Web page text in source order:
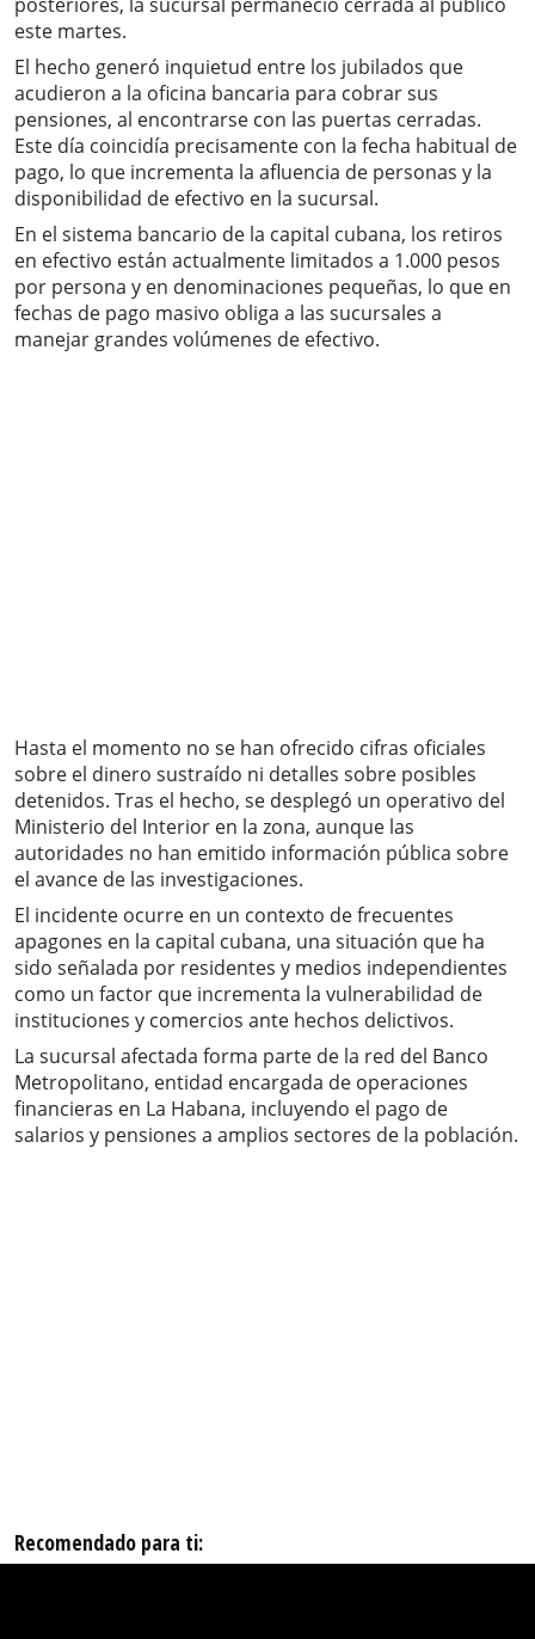
este martes.
El hecho generó inquietud entre los jubilados que
acudieron a la oficina bancaria para cobrar sus
pensiones, al encontrarse con las puertas cerradas.
Este día coincidía precisamente con la fecha habitual de
pago, lo que incrementa la afluencia de personas y la
disponibilidad de efectivo en la sucursal.
En el sistema bancario de la capital cubana, los retiros
en efectivo están actualmente limitados a 1.000 pesos
por persona y en denominaciones pequeñas, lo que en
fechas de pago masivo obliga a las sucursales a
manejar grandes volúmenes de efectivo.
Hasta el momento no se han ofrecido cifras oficiales
sobre el dinero sustraído ni detalles sobre posibles
detenidos. Tras el hecho, se desplegó un operativo del
Ministerio del Interior en la zona, aunque las
autoridades no han emitido información pública sobre
el avance de las investigaciones.
El incidente ocurre en un contexto de frecuentes
apagones en la capital cubana, una situación que ha
sido señalada por residentes y medios independientes
como un factor que incrementa la vulnerabilidad de
instituciones y comercios ante hechos delictivos.
La sucursal afectada forma parte de la red del Banco
Metropolitano, entidad encargada de operaciones
financieras en La Habana, incluyendo el pago de
salarios y pensiones a amplios sectores de la población.
Recomendado para ti: